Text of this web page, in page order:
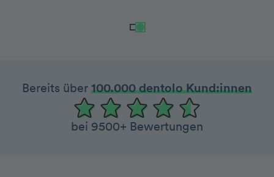
Bereits über 100.000 dentolo Kund:innen
bei 9500+ Bewertungen